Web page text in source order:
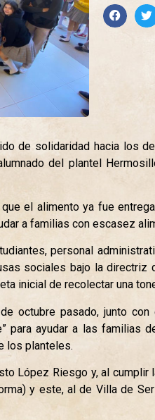
de solidaridad hacia los
del plantel
el alimento ya fue
a familias con escasez
personal
sociales bajo la directriz
inicial de recolectar una
octubre pasado, junto
para ayudar a las familias
los planteles.
López Riesgo y, al cumplir
y este, al de Villa de